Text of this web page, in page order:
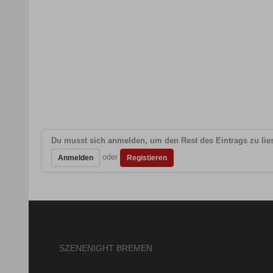
Du musst sich anmelden, um den Rest des Eintrags zu
Anmelden oder Registieren
SZENENIGHT BREMEN